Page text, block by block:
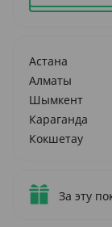
Астана
Алматы
Шымкент
Караганда
Кокшетау
За эту